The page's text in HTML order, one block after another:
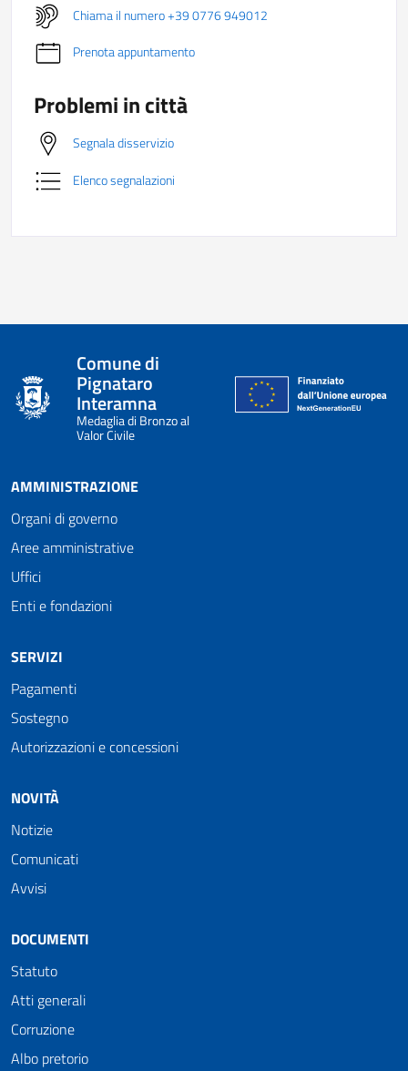
Chiama il numero +39 0776 949012
Prenota appuntamento
Problemi in città
Segnala disservizio
Elenco segnalazioni
Comune di
Pignataro
Interamna
Medaglia di Bronzo al
Valor Civile
AMMINISTRAZIONE
Organi di governo
Aree amministrative
Uffici
Enti e fondazioni
SERVIZI
Pagamenti
Sostegno
Autorizzazioni e concessioni
NOVITÀ
Notizie
Comunicati
Avvisi
DOCUMENTI
Statuto
Atti generali
Corruzione
Albo pretorio